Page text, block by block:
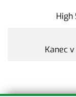
High
Kanec